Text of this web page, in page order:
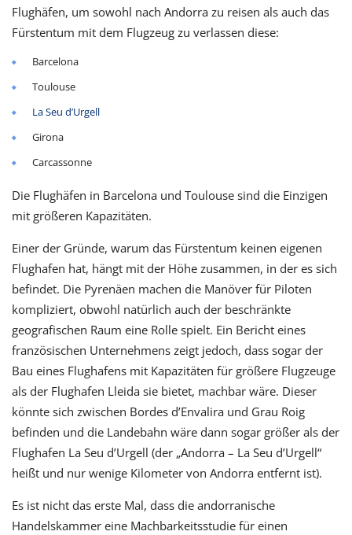
Flughäfen, um sowohl nach Andorra zu reisen als auch das
Fürstentum mit dem Flugzeug zu verlassen diese:
Barcelona
Toulouse
La Seu d’Urgell
Girona
Carcassonne
Die Flughäfen in Barcelona und Toulouse sind die Einzigen
mit größeren Kapazitäten.
Einer der Gründe, warum das Fürstentum keinen eigenen
Flughafen hat, hängt mit der Höhe zusammen, in der es sich
befindet. Die Pyrenäen machen die Manöver für Piloten
kompliziert, obwohl natürlich auch der beschränkte
geografischen Raum eine Rolle spielt. Ein Bericht eines
französischen Unternehmens zeigt jedoch, dass sogar der
Bau eines Flughafens mit Kapazitäten für größere Flugzeuge
als der Flughafen Lleida sie bietet, machbar wäre. Dieser
könnte sich zwischen Bordes d’Envalira und Grau Roig
befinden und die Landebahn wäre dann sogar größer als der
Flughafen La Seu d’Urgell (der „Andorra – La Seu d’Urgell“
heißt und nur wenige Kilometer von Andorra entfernt ist).
Es ist nicht das erste Mal, dass die andorranische
Handelskammer eine Machbarkeitsstudie für einen